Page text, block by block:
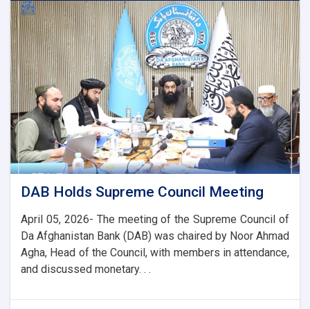
with
the
Chairman
of
the
AACC
to
Enhance
Banking
and
Trade
Ties
DAB Holds Supreme Council Meeting
April 05, 2026- The meeting of the Supreme Council of
Da Afghanistan Bank (DAB) was chaired by Noor Ahmad
Agha, Head of the Council, with members in attendance,
and discussed monetary. . .